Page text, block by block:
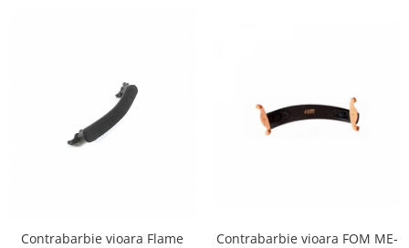
Contrabarbie vioara Flame
Contrabarbie vioara FOM ME-